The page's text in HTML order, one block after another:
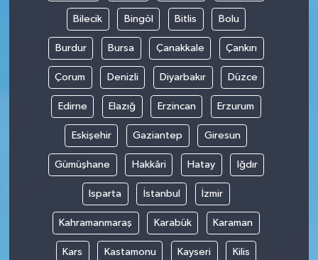
Bilecik Bingöl Bitlis Bolu
Burdur Bursa Çanakkale Çankırı
Çorum Denizli Diyarbakır Düzce
Edirne Elazığ Erzincan Erzurum
Eskişehir Gaziantep Giresun
Gümüşhane Hakkâri Hatay Iğdır
Isparta İstanbul İzmir
Kahramanmaraş Karabük Karaman
Kars Kastamonu Kayseri Kilis
TEKNOLOJİ
VEFATLAR
Yerel